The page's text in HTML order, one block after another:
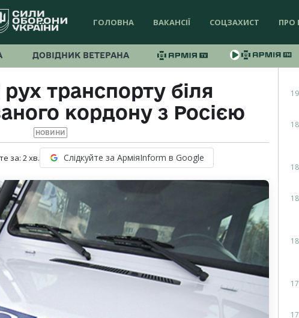
ГОЛОВНА ВАКАНСІЇ СОЦЗАХИСТ ПРО
ДОВІДНИК ВЕТЕРАНА
рух транспорту біля
кордону з Росією
НОВИНИ
за: 2хв. Слідкуйте за АрміяInform в Google